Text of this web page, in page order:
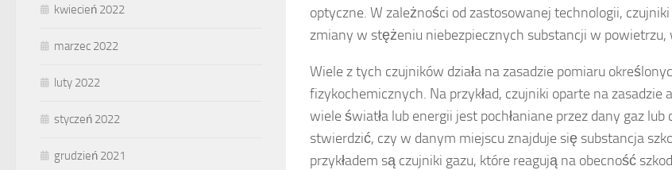
optyczne. W zależności od zastosowanej technologii,
zmiany w stężeniu niebezpiecznych substancji w powietrzu,
Wiele z tych czujników działa na zasadzie pomiaru
fizykochemicznych. Na przykład, czujniki oparte na zasadzie
wiele światła lub energii jest pochłaniane przez dany gaz
stwierdzić, czy w danym miejscu znajduje się substancja
przykładem są czujniki gazu, które reagują na obecność
kwiecień 2022
marzec 2022
luty 2022
styczeń 2022
grudzień 2021